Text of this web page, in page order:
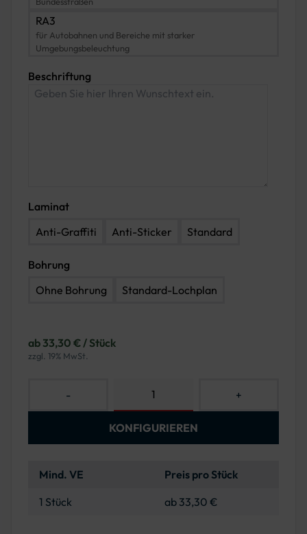
RA3
für Autobahnen und Bereiche mit starker
Umgebungsbeleuchtung
Beschriftung
Laminat
Anti-Graffiti
Anti-Sticker Standard
Bohrung
Ohne Bohrung
Standard-Lochplan
ab 33,30 € / Stück
zzgl. 19% MwSt.
- +
KONFIGURIEREN
Mind. VE
Preis pro Stück
1 Stück
ab 33,30 €